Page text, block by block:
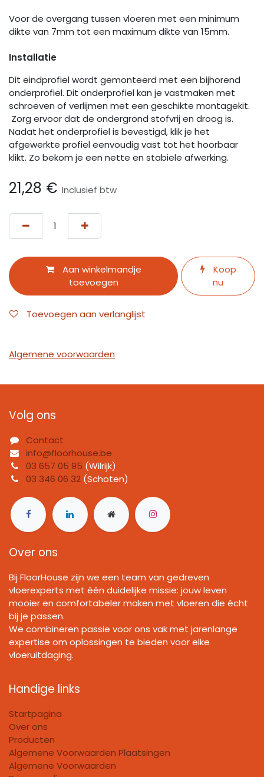
Voor de overgang tussen vloeren met een minimum
dikte van 7mm tot een maximum dikte van 15mm.
Installatie
Dit eindprofiel wordt gemonteerd met een bijhorend
onderprofiel. Dit onderprofiel kan je vastmaken met
schroeven of verlijmen met een geschikte montagekit.
Zorg ervoor dat de ondergrond stofvrij en droog is.
Nadat het onderprofiel is bevestigd, klik je het
afgewerkte profiel eenvoudig vast tot het hoorbaar
klikt. Zo bekom je een nette en stabiele afwerking.
21,28 € Inclusief btw
Aan winkelmandje
toevoegen
Koop
nu
Toevoegen aan verlanglijst
Algemene voorwaarden
Volg ons
Contact
info@floorhouse.be
03 657 05 95 (Wilrijk)
03 346 06 32 (Schoten)
Over ons
Bij FloorHouse zijn we een team van gedreven
vloerexperts met één duidelijke missie: jouw leven
mooier en comfortabeler maken met vloeren die écht
bij je passen.
We combineren passie voor ons vak met jarenlange
expertise om oplossingen te bieden voor elke
vloeruitdaging.
Handige links
Startpagina
Over ons
Producten
Algemene Voorwaarden Plaatsingen
Algemene Voorwaarden